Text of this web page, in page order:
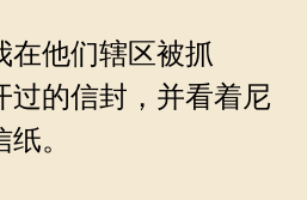
他们辖区被抓
过的信封，并看着尼
。